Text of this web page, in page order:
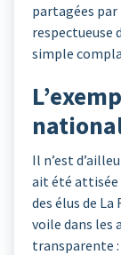
partagées par
respectueuse
simple
Il n’est
ait été attisée
des élus de
voile dans les
transparente :